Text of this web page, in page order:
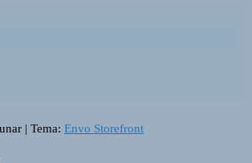
| Tema: Envo Storefront